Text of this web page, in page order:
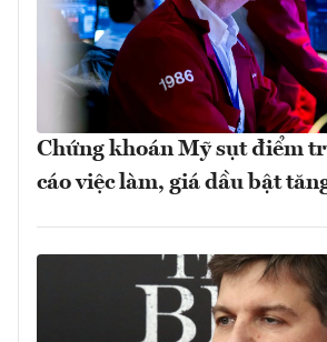
Chứng khoán Mỹ sụt điểm
cáo việc làm, giá dầu bật